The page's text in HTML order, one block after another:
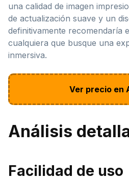
una calidad de imagen
de actualización suave y un
definitivamente recomendaría
cualquiera que busque una
inmersiva.
Ver precio en
Análisis
Facilidad de uso